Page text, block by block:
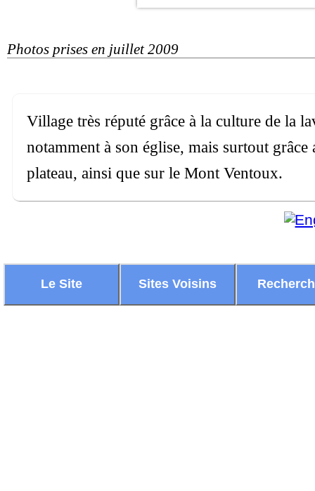
Photos prises en juillet 2009
Village très réputé grâce à la culture de la
notamment à son église, mais surtout
plateau, ainsi que sur le Mont Ventoux.
Le Site Sites Voisins